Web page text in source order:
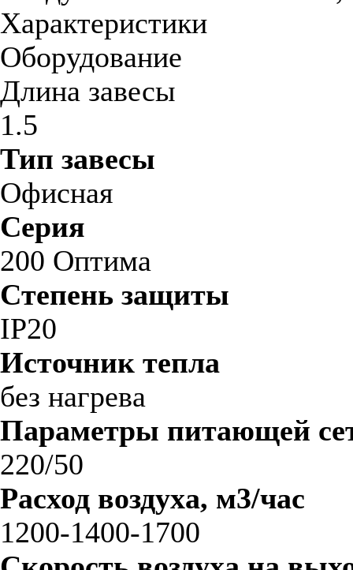
Характеристики
Оборудование
Длина завесы
1.5
Тип завесы
Офисная
Серия
200 Оптима
Степень защиты
IP20
Источник тепла
без нагрева
Параметры питающей
220/50
Расход воздуха, м3/час
1200-1400-1700